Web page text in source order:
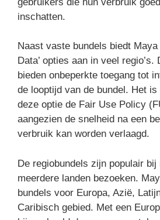
inschatten.
Naast vaste bundels biedt Maya
Data’ opties aan in veel
bieden onbeperkte toegang tot
de looptijd van de bundel. Het
deze optie de Fair Use Policy
aangezien de snelheid na een
verbruik kan worden verlaagd.
De regiobundels zijn populair
meerdere landen bezoeken.
bundels voor Europa, Azië,
Caribisch gebied. Met een